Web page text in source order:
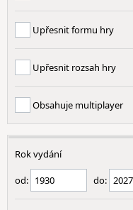
Upřesnit formu hry
Upřesnit rozsah hry
Obsahuje multiplayer
Rok vydání
od: do: